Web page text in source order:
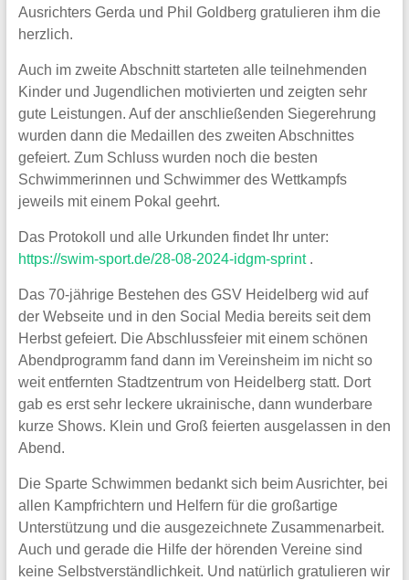
Ausrichters Gerda und Phil Goldberg gratulieren ihm die
herzlich.
Auch im zweite Abschnitt starteten alle teilnehmenden
Kinder und Jugendlichen motivierten und zeigten sehr
gute Leistungen. Auf der anschließenden Siegerehrung
wurden dann die Medaillen des zweiten Abschnittes
gefeiert. Zum Schluss wurden noch die besten
Schwimmerinnen und Schwimmer des Wettkampfs
jeweils mit einem Pokal geehrt.
Das Protokoll und alle Urkunden findet Ihr unter:
https://swim-sport.de/28-08-2024-idgm-sprint.
Das 70-jährige Bestehen des GSV Heidelberg wid auf
der Webseite und in den Social Media bereits seit dem
Herbst gefeiert. Die Abschlussfeier mit einem schönen
Abendprogramm fand dann im Vereinsheim im nicht so
weit entfernten Stadtzentrum von Heidelberg statt. Dort
gab es erst sehr leckere ukrainische, dann wunderbare
kurze Shows. Klein und Groß feierten ausgelassen in den
Abend.
Die Sparte Schwimmen bedankt sich beim Ausrichter, bei
allen Kampfrichtern und Helfern für die großartige
Unterstützung und die ausgezeichnete Zusammenarbeit.
Auch und gerade die Hilfe der hörenden Vereine sind
keine Selbstverständlichkeit. Und natürlich gratulieren wir